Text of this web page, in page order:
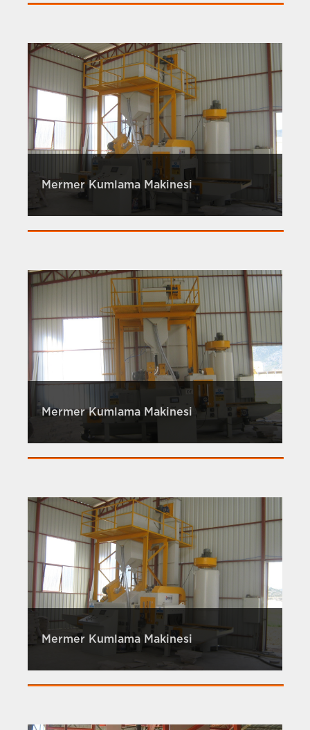
Mermer Kumlama Makinesi
Mermer Kumlama Makinesi
Mermer Kumlama Makinesi